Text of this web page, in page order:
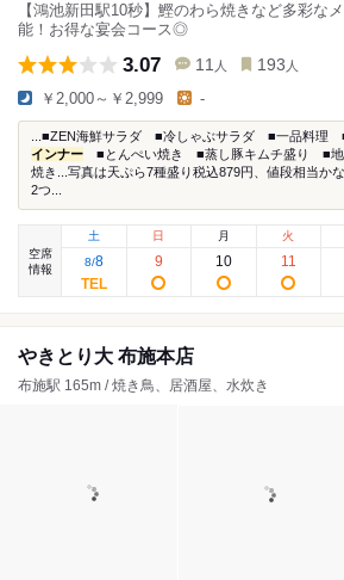
【鴻池新田駅10秒】鰹のわら焼きなど多彩な
能！お得な宴会コース◎
3.07 11 人 193 人
￥2,000～￥2,999 -
...■ZEN海鮮サラダ ■冷しゃぶサラダ ■一品料理
インナー ■とんぺい焼き ■蒸し豚キムチ盛り ■
焼き...写真は天ぷら7種盛り税込879円、値段相当かな
2つ...
空席
情報
土
8/8
日
9
月
10
火
11
やきとり大 布施本店
布施駅 165m / 焼き鳥、居酒屋、水炊き